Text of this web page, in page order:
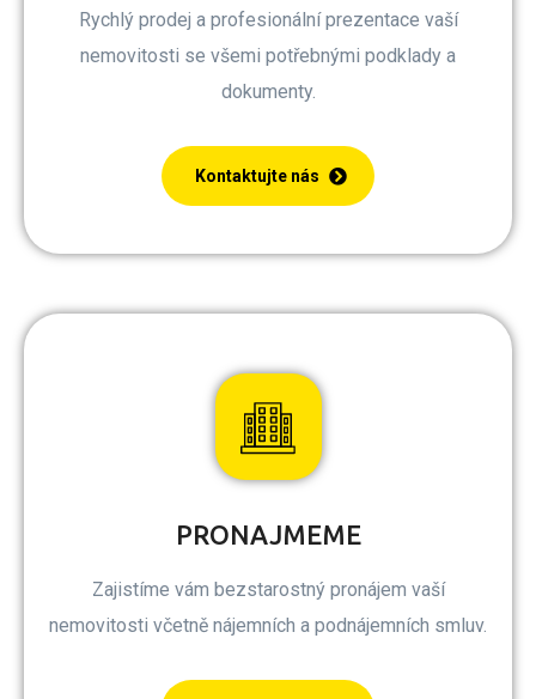
Rychlý prodej a profesionální prezentace vaší
nemovitosti se všemi potřebnými podklady a
dokumenty.
Kontaktujte nás
PRONAJMEME
Zajistíme vám bezstarostný pronájem vaší
nemovitosti včetně nájemních a podnájemních smluv.